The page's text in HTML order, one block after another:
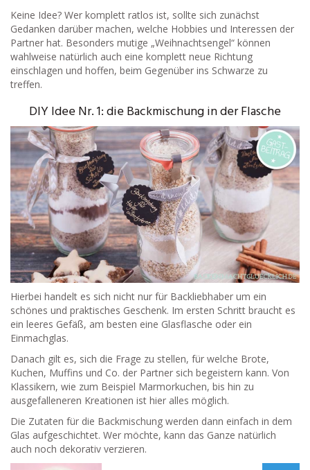
Keine Idee? Wer komplett ratlos ist, sollte sich zunächst
Gedanken darüber machen, welche Hobbies und Interessen der
Partner hat. Besonders mutige „Weihnachtsengel“ können
wahlweise natürlich auch eine komplett neue Richtung
einschlagen und hoffen, beim Gegenüber ins Schwarze zu
treffen.
DIY Idee Nr. 1: die Backmischung in der Flasche
Hierbei handelt es sich nicht nur für Backliebhaber um ein
schönes und praktisches Geschenk. Im ersten Schritt braucht es
ein leeres Gefäß, am besten eine Glasflasche oder ein
Einmachglas.
Danach gilt es, sich die Frage zu stellen, für welche Brote,
Kuchen, Muffins und Co. der Partner sich begeistern kann. Von
Klassikern, wie zum Beispiel Marmorkuchen, bis hin zu
ausgefalleneren Kreationen ist hier alles möglich.
Die Zutaten für die Backmischung werden dann einfach in dem
Glas aufgeschichtet. Wer möchte, kann das Ganze natürlich
auch noch dekorativ verzieren.